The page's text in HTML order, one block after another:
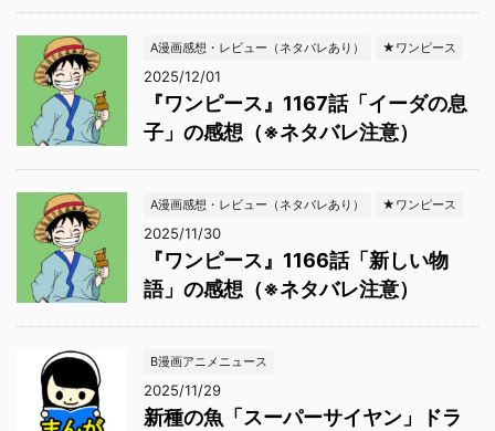
A漫画感想・レビュー（ネタバレあり） ★ワンピース
2025/12/01
『ワンピース』1167話「イーダの息
子」の感想（※ネタバレ注意）
A漫画感想・レビュー（ネタバレあり） ★ワンピース
2025/11/30
『ワンピース』1166話「新しい物
語」の感想（※ネタバレ注意）
B漫画アニメニュース
2025/11/29
新種の魚「スーパーサイヤン」ドラ